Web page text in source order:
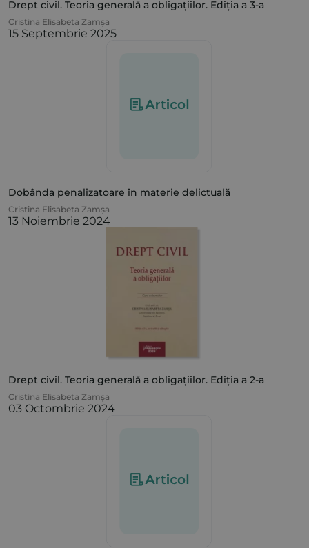
Drept civil. Teoria generală a obligațiilor. Ediția a 3-a
Cristina Elisabeta Zamșa
15 Septembrie 2025
Dobânda penalizatoare în materie delictuală
Cristina Elisabeta Zamșa
13 Noiembrie 2024
Drept civil. Teoria generală a obligațiilor. Ediția a 2-a
Cristina Elisabeta Zamșa
03 Octombrie 2024